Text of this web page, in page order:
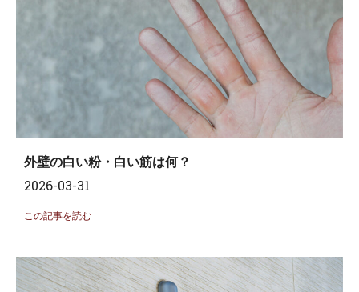
外壁の白い粉・白い筋は何？
2026-03-31
この記事を読む